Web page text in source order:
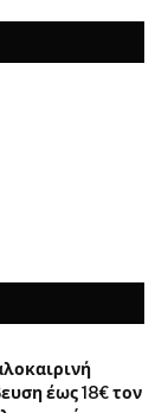
έως 18€ τον